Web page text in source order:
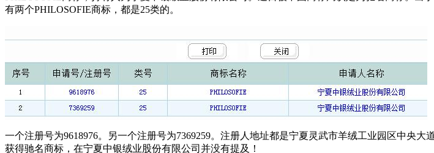
有两个PHILOSOFIE商标，都是25类的。
一个注册号为9618976。另一个注册号为7369259。注册人地址都是宁夏灵武市羊绒工业园区中央
获得驰名商标，在宁夏中银绒业股份有限公司并没有提及！